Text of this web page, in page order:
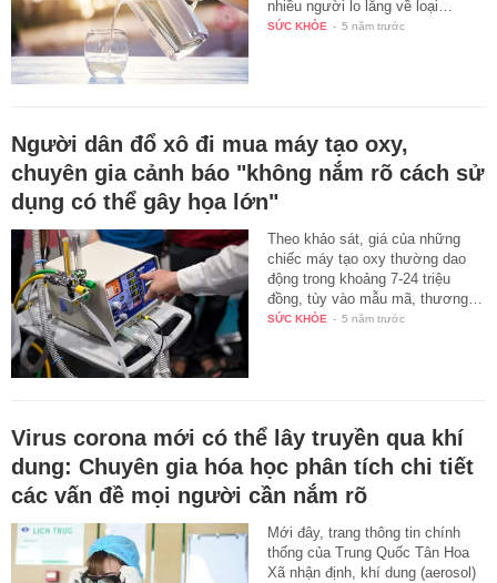
nhiều người lo lắng về loại…
SỨC KHỎE - 5 năm trước
Người dân đổ xô đi mua máy tạo oxy,
chuyên gia cảnh báo "không nắm rõ cách sử
dụng có thể gây họa lớn"
Theo khảo sát, giá của những
chiếc máy tạo oxy thường dao
động trong khoảng 7-24 triệu
đồng, tùy vào mẫu mã, thương…
SỨC KHỎE - 5 năm trước
Virus corona mới có thể lây truyền qua khí
dung: Chuyên gia hóa học phân tích chi tiết
các vấn đề mọi người cần nắm rõ
Mới đây, trang thông tin chính
thống của Trung Quốc Tân Hoa
Xã nhận định, khí dung (aerosol)